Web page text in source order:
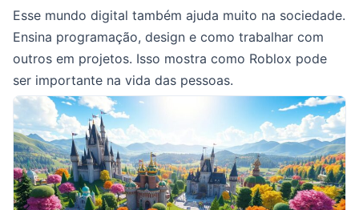
Esse mundo digital também ajuda muito na sociedade.
Ensina programação, design e como trabalhar com
outros em projetos. Isso mostra como Roblox pode
ser importante na vida das pessoas.